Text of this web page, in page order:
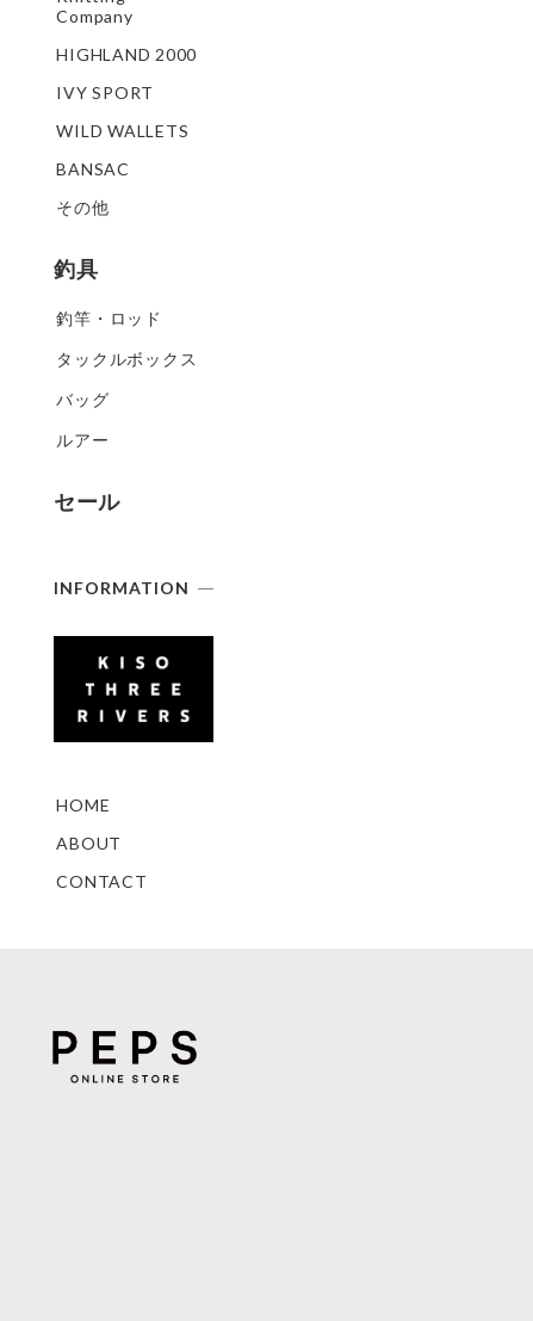
Company
HIGHLAND 2000
IVY SPORT
WILD WALLETS
BANSAC
その他
釣具
釣竿・ロッド
タックルボックス
バッグ
ルアー
セール
INFORMATION
HOME
ABOUT
CONTACT